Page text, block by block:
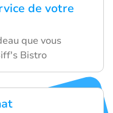
de votre
que vous
Bistro